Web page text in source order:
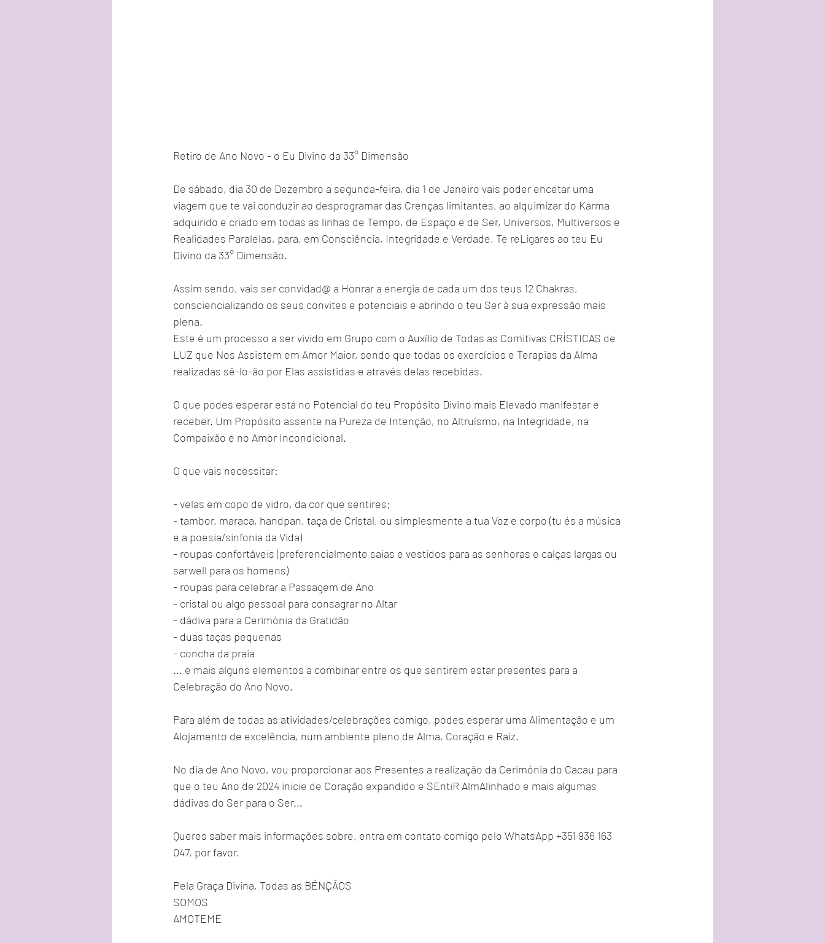
Retiro de Ano Novo - o Eu Divino da 33° Dimensão
De sábado, dia 30 de Dezembro a segunda-feira, dia 1 de Janeiro vais poder encetar uma
viagem que te vai conduzir ao desprogramar das Crenças limitantes, ao alquimizar do Karma
adquirido e criado em todas as linhas de Tempo, de Espaço e de Ser, Universos, Multiversos e
Realidades Paralelas, para, em Consciência, Integridade e Verdade, Te reLigares ao teu Eu
Divino da 33° Dimensão.
Assim sendo, vais ser convidad@ a Honrar a energia de cada um dos teus 12 Chakras,
consciencializando os seus convites e potenciais e abrindo o teu Ser à sua expressão mais
plena.
Este é um processo a ser vivido em Grupo com o Auxílio de Todas as Comitivas CRÍSTICAS de
LUZ que Nos Assistem em Amor Maior, sendo que todas os exercícios e Terapias da Alma
realizadas sê-lo-ão por Elas assistidas e através delas recebidas.
O que podes esperar está no Potencial do teu Propósito Divino mais Elevado manifestar e
receber. Um Propósito assente na Pureza de Intenção, no Altruísmo, na Integridade, na
Compaixão e no Amor Incondicional.
O que vais necessitar:
- velas em copo de vidro, da cor que sentires;
- tambor, maraca, handpan, taça de Cristal, ou simplesmente a tua Voz e corpo (tu és a música
e a poesia/sinfonia da Vida)
- roupas confortáveis (preferencialmente saias e vestidos para as senhoras e calças largas ou
sarwell para os homens)
- roupas para celebrar a Passagem de Ano
- cristal ou algo pessoal para consagrar no Altar
- dádiva para a Cerimónia da Gratidão
- duas taças pequenas
- concha da praia
... e mais alguns elementos a combinar entre os que sentirem estar presentes para a
Celebração do Ano Novo.
Para além de todas as atividades/celebrações comigo, podes esperar uma Alimentação e um
Alojamento de excelência, num ambiente pleno de Alma, Coração e Raiz.
No dia de Ano Novo, vou proporcionar aos Presentes a realização da Cerimónia do Cacau para
que o teu Ano de 2024 inicie de Coração expandido e SEntiR AlmAlinhado e mais algumas
dádivas do Ser para o Ser...
Queres saber mais informações sobre, entra em contato comigo pelo WhatsApp +351 936 163
047, por favor.
Pela Graça Divina, Todas as BÊNÇÃOS
SOMOS
AMOTEME